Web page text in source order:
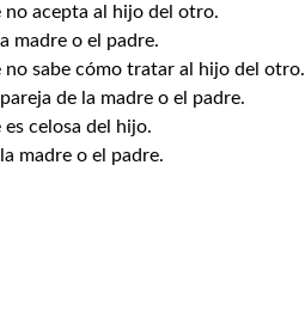
no acepta al hijo del otro.
madre o el padre.
no sabe cómo tratar al hijo del otro.
de la madre o el padre.
es celosa del hijo.
madre o el padre.